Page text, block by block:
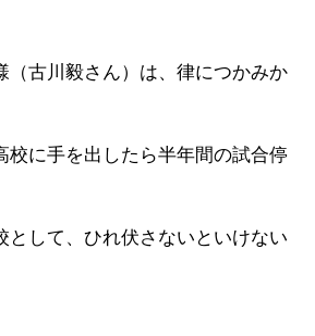
（古川毅さん）は、律につかみか
校に手を出したら半年間の試合停
として、ひれ伏さないといけない